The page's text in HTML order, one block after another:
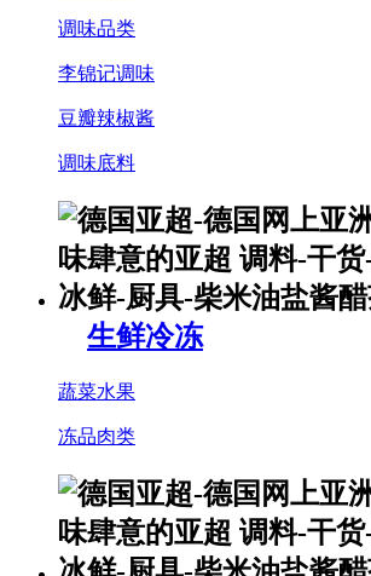
调味品类
李锦记调味
豆瓣辣椒酱
调味底料
生鲜冷冻
蔬菜水果
冻品肉类